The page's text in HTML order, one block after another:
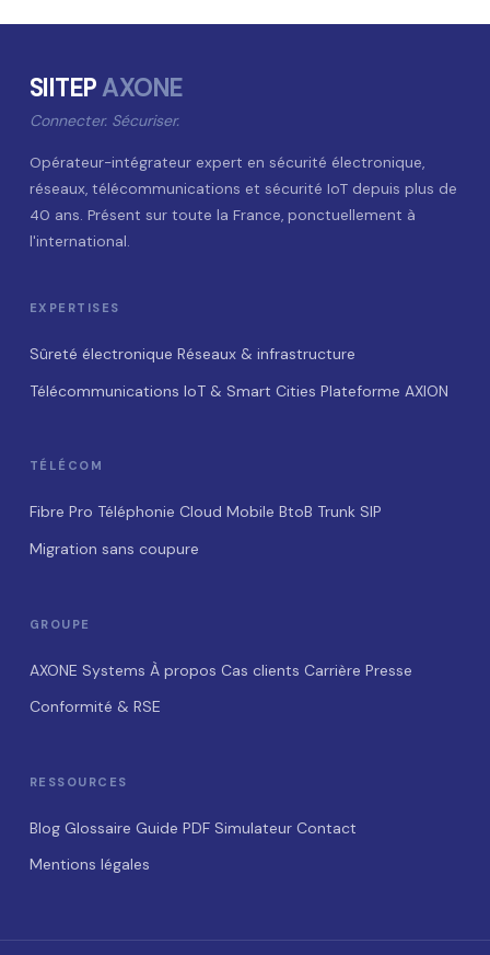
SIITEPAXONE
Connecter. Sécuriser.
Opérateur-intégrateur expert en sécurité électronique,
réseaux, télécommunications et sécurité IoT depuis plus de
40 ans. Présent sur toute la France, ponctuellement à
l'international.
EXPERTISES
Sûreté électronique Réseaux & infrastructure
Télécommunications IoT & Smart Cities Plateforme AXION
TÉLÉCOM
Fibre Pro Téléphonie Cloud Mobile BtoB Trunk SIP
Migration sans coupure
GROUPE
AXONE Systems À propos Cas clients Carrière Presse
Conformité & RSE
RESSOURCES
Blog Glossaire Guide PDF Simulateur Contact
Mentions légales